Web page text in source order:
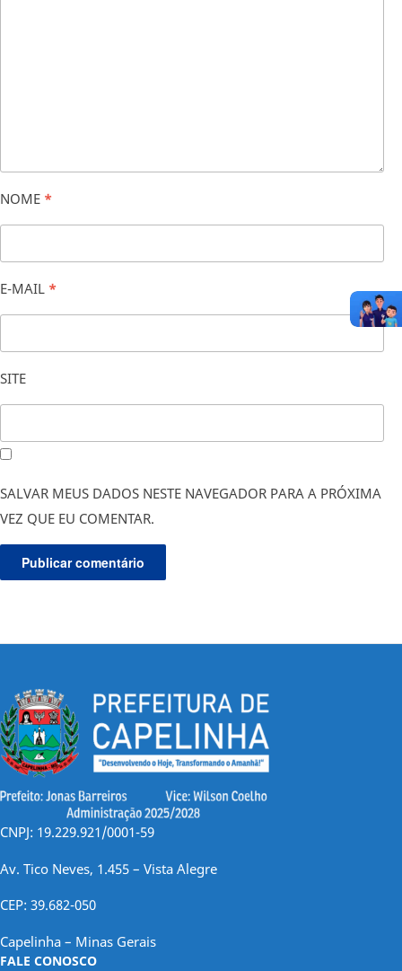
NOME *
E-MAIL *
SITE
SALVAR MEUS DADOS NESTE NAVEGADOR PARA A PRÓXIMA
VEZ QUE EU COMENTAR.
CNPJ: 19.229.921/0001-59
Av. Tico Neves, 1.455 – Vista Alegre
CEP: 39.682-050
Capelinha – Minas Gerais
FALE CONOSCO